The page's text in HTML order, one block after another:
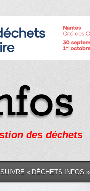
des déchets
SUIVRE « DÉCHETS INFOS »